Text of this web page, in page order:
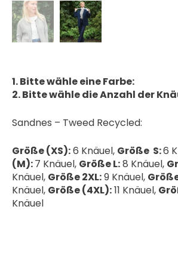
1. Bitte wähle eine Farbe:
2. Bitte wähle die Anzahl der
Sandnes – Tweed Recycled:
Größe (XS):6 Knäuel, Größe S:6
(M):7 Knäuel, Größe L:8 Knäuel,
Knäuel, Größe 2XL:9 Knäuel,
Knäuel, Größe (4XL):11 Knäuel,
Knäuel